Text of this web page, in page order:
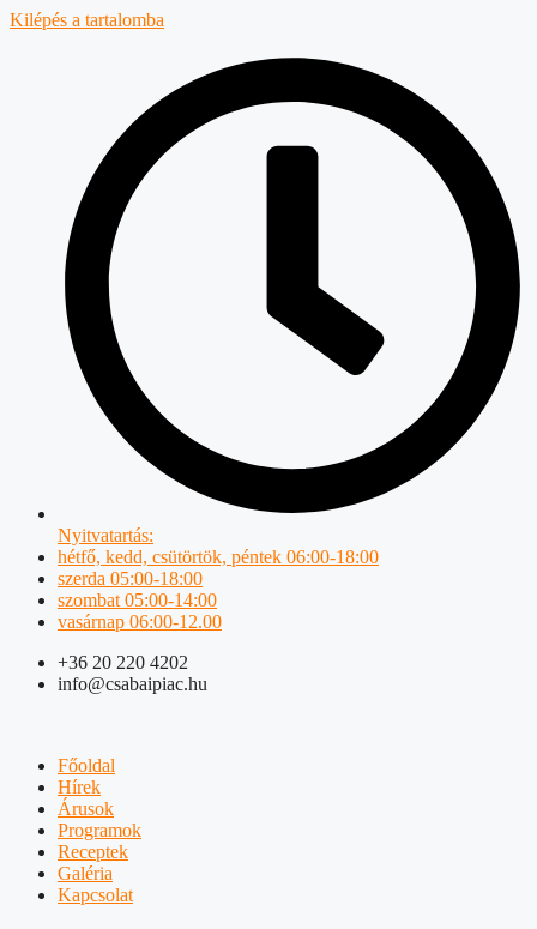
Kilépés a tartalomba
Nyitvatartás:
hétfő, kedd, csütörtök, péntek 06:00-18:00
szerda 05:00-18:00
szombat 05:00-14:00
vasárnap 06:00-12.00
+36 20 220 4202
info@csabaipiac.hu
Főoldal
Hírek
Árusok
Programok
Receptek
Galéria
Kapcsolat